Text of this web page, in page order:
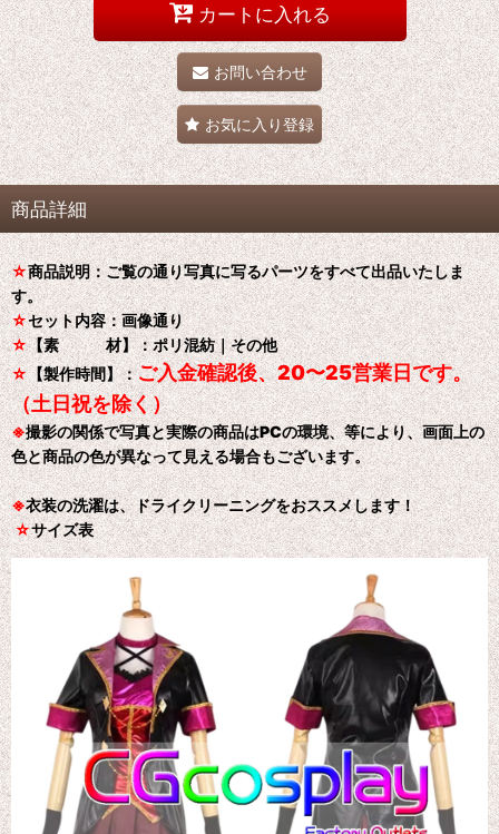
カートに入れる
お問い合わせ
お気に入り登録
商品詳細
☆商品説明：ご覧の通り写真に写るパーツをすべて出品いたしま
す。
☆セット内容：画像通り
☆【素 材】：ポリ混紡｜その他
☆【製作時間】：ご入金確認後、20〜25営業日です。
（土日祝を除く）
※撮影の関係で写真と実際の商品はPCの環境、等により、画面上の
色と商品の色が異なって見える場合もございます。
※衣装の洗濯は、ドライクリーニングをおススメします！
☆サイズ表